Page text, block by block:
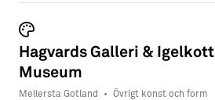
Hagvards Galleri & Igelkott
Museum
Mellersta Gotland • Övrigt konst och form